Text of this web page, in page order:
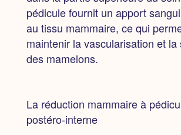
pédicule fournit un apport
au tissu mammaire, ce qui
maintenir la vascularisation et la
des mamelons.
La réduction mammaire à
postéro-interne